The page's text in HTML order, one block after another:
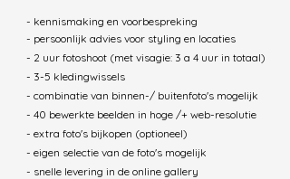
- kennismaking en voorbespreking
- persoonlijk advies voor styling en locaties
- 2 uur fotoshoot (met visagie: 3 a 4 uur in totaal)
- 3-5 kledingwissels
- combinatie van binnen-/ buitenfoto's mogelijk
- 40 bewerkte beelden in hoge /+ web-resolutie
- extra foto's bijkopen (optioneel)
- eigen selectie van de foto's mogelijk
- snelle levering in de online gallery